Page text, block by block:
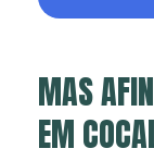
MAS
EM